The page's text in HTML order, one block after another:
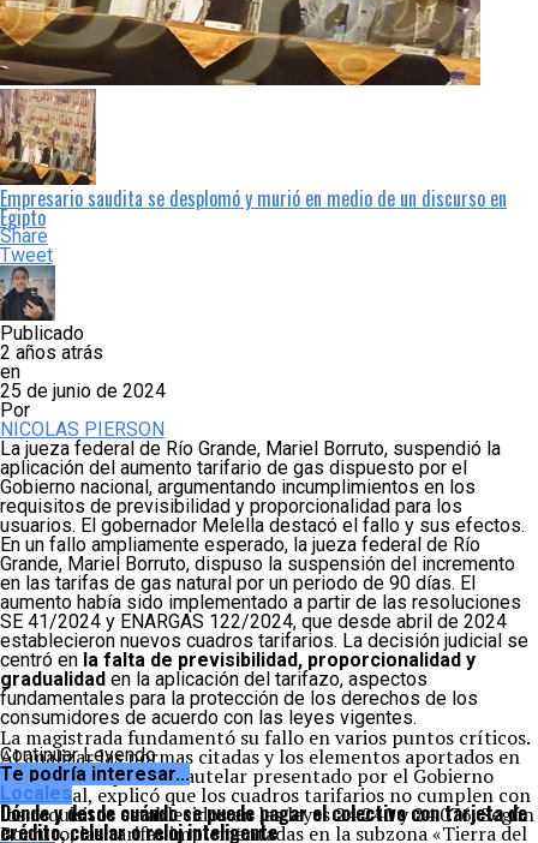
Empresario saudita se desplomó y murió en medio de un discurso en
Egipto
Share
Tweet
Publicado
2 años atrás
en
25 de junio de 2024
Por
NICOLAS PIERSON
La jueza federal de Río Grande, Mariel Borruto, suspendió la
aplicación del aumento tarifario de gas dispuesto por el
Gobierno nacional, argumentando incumplimientos en los
requisitos de previsibilidad y proporcionalidad para los
usuarios. El gobernador Melella destacó el fallo y sus efectos.
En un fallo ampliamente esperado, la jueza federal de Río
Grande, Mariel Borruto, dispuso la suspensión del incremento
en las tarifas de gas natural por un periodo de 90 días. El
aumento había sido implementado a partir de las resoluciones
SE 41/2024 y ENARGAS 122/2024, que desde abril de 2024
establecieron nuevos cuadros tarifarios. La decisión judicial se
centró en la falta de previsibilidad, proporcionalidad y
gradualidad en la aplicación del tarifazo, aspectos
fundamentales para la protección de los derechos de los
consumidores de acuerdo con las leyes vigentes.
La magistrada fundamentó su fallo en varios puntos críticos.
Al analizar las normas citadas y los elementos aportados en
el marco del pedido cautelar presentado por el Gobierno
provincial, explicó que los cuadros tarifarios no cumplen con
los requisitos establecidos en las leyes 24.240 y 24.076. Según
Borruto, las tarifas implementadas en la subzona «Tierra del
Continuar Leyendo
Te podría interesar...
Locales
Dónde y desde cuándo se puede pagar el colectivo con tarjeta de
crédito, celular o reloj inteligente